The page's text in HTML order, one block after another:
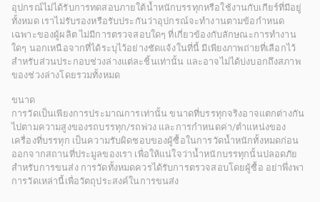
อุปกรณ์ไม่ได้รับการทดสอบภายใต้น้ำหนักบรรทุกหรือใช้งานกับเกียร์ที่มีอยู่
ทั้งหมด เราไม่รับรองหรือรับประกันว่าอุปกรณ์จะทำงานตามข้อกำหนด
เฉพาะของผู้ผลิต ไม่มีการตรวจสอบใดๆ ที่เกี่ยวข้องกับลักษณะการทำงาน
ใดๆ นอกเหนือจากที่ได้ระบุไว้อย่างชัดแจ้งในที่นี้ มีเพียงภาพถ่ายที่เลือกไว้
สำหรับส่วนประกอบช่วงล่างแต่ละชิ้นเท่านั้น และอาจไม่ได้บ่งบอกถึงสภาพ
ของช่วงล่างโดยรวมทั้งหมด
ขนาด
การวัดเป็นเพียงการประมาณการเท่านั้น ขนาดที่บรรทุกจริงอาจแตกต่างกัน
ไปตามความสูงของรถบรรทุก/รถพ่วง และการกำหนดค่า/ตำแหน่งของ
เครื่องที่บรรทุก เป็นความรับผิดชอบของผู้ซื้อในการวัดน้ำหนักทั้งหมดก่อน
ออกจากสถานที่ประมูลของเรา เพื่อให้แน่ใจว่าน้ำหนักบรรทุกนั้นปลอดภัย
สำหรับการขนส่ง การวัดทั้งหมดควรได้รับการตรวจสอบโดยผู้ซื้อ อย่าพึ่งพา
การวัดเหล่านี้เพื่อวัตถุประสงค์ในการขนส่ง